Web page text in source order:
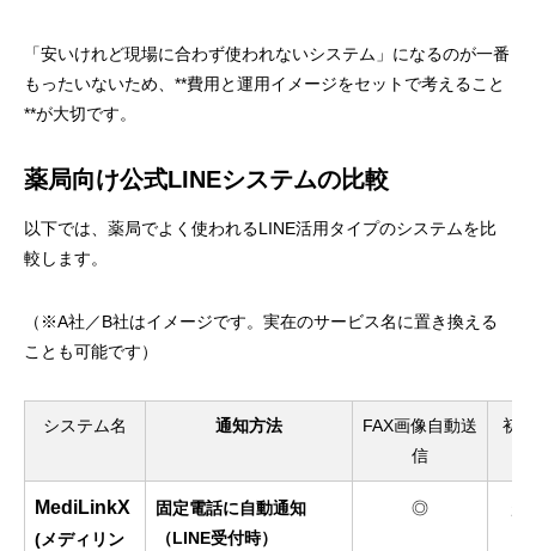
「安いけれど現場に合わず使われないシステム」になるのが一番
もったいないため、**費用と運用イメージをセットで考えること
**が大切です。
薬局向け公式LINEシステムの比較
以下では、薬局でよく使われるLINE活用タイプのシステムを比
較します。
（※A社／B社はイメージです。実在のサービス名に置き換える
ことも可能です）
システム名 通知方法
FAX画像自動送
信
初
MediLinkX
(メディリン
固定電話に自動通知
（LINE受付時）
◎